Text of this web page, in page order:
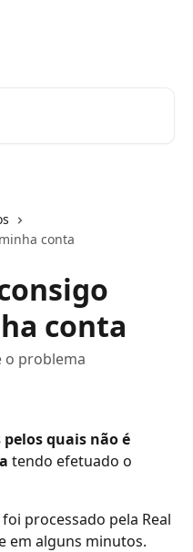
conta
conta
o problema
quais não é
tendo efetuado o
processado pela Real
em alguns minutos.